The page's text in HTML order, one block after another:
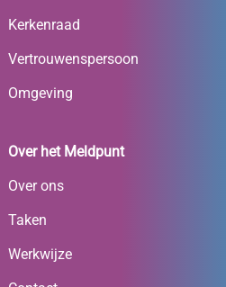
Kerkenraad
Vertrouwenspersoon
Omgeving
Over het Meldpunt
Over ons
Taken
Werkwijze